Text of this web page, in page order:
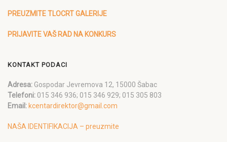
PREUZMITE TLOCRT GALERIJE
PRIJAVITE VAŠ RAD NA KONKURS
KONTAKT PODACI
Adresa: Gospodar Jevremova 12, 15000 Šabac
Telefoni: 015 346 936; 015 346 929; 015 305 803
Email: kcentardirektor@gmail.com
NAŠA IDENTIFIKACIJA – preuzmite